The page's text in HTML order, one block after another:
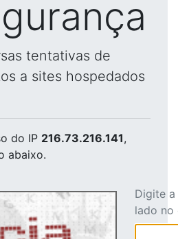
tentativas de
a sites hospedados
do IP 216.73.216.141,
abaixo.
Digite
lado no